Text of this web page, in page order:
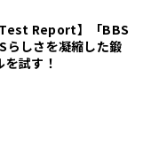
Test Report】「BBS
らしさを凝縮した鍛
試す！